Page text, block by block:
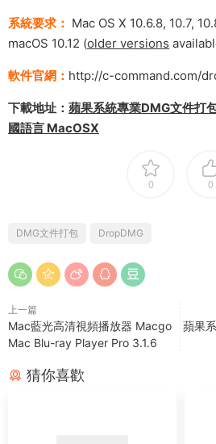
系統要求： Mac OS X 10.6.8, 10.7,
macOS 10.12 (older versions
軟件官網： http://c-command.com/
下載地址： 蘋果系統專業DMG文件打
國語言 MacOSX
0 0
DMG文件打包 DropDMG
上一篇
Mac藍光高清視頻播放器 Macgo
Mac Blu-ray Player Pro 3.1.6
蘋果
猜你喜歡